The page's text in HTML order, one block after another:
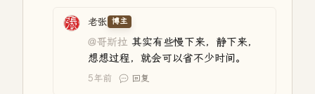
老张 博主
@哥斯拉 其实有些慢下来，静下来，
想想过程，就会可以省不少时间。
5年前 回复